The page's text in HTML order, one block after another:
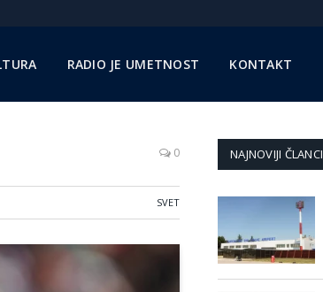
RADIO JE UMETNOST KONTAKT
0
SVET
NAJNOVIJI ČLANCI